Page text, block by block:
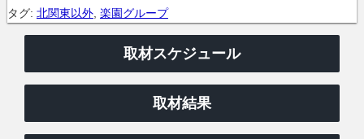
タグ: 北関東以外, 楽園グループ
取材スケジュール
取材結果